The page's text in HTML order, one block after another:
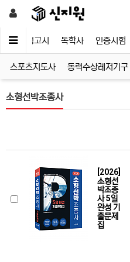
검정고시 독학사 인증시험
스포츠지도사 동력수상레저기구
소형선박조종사
[2026]
소형선
박조종
사 5일
완성 기
출문제
집